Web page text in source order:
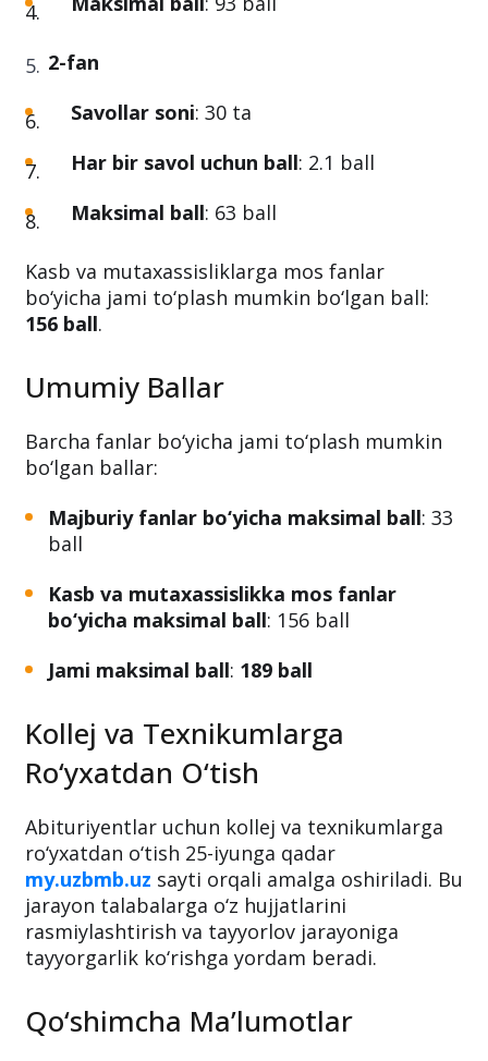
2-fan
Savollar soni: 30 ta
Har bir savol uchun ball: 2.1 ball
Maksimal ball: 63 ball
Kasb va mutaxassisliklarga mos fanlar
bo‘yicha jami to‘plash mumkin bo‘lgan ball:
156 ball.
Umumiy Ballar
Barcha fanlar bo‘yicha jami to‘plash mumkin
bo‘lgan ballar:
Majburiy fanlar bo‘yicha maksimal ball: 33
ball
Kasb va mutaxassislikka mos fanlar
bo‘yicha maksimal ball: 156 ball
Jami maksimal ball: 189 ball
Kollej va Texnikumlarga
Ro‘yxatdan O‘tish
Abituriyentlar uchun kollej va texnikumlarga
ro‘yxatdan o‘tish 25-iyunga qadar
my.uzbmb.uz sayti orqali amalga oshiriladi. Bu
jarayon talabalarga o‘z hujjatlarini
rasmiylashtirish va tayyorlov jarayoniga
tayyorgarlik ko‘rishga yordam beradi.
Qo‘shimcha Ma’lumotlar